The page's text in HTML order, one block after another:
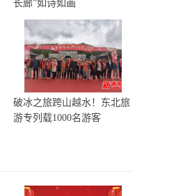
长廊”如诗如画
破冰之旅跨山越水！东北旅
游专列载1000名游客